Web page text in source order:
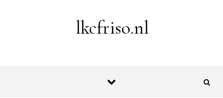
lkcfriso.nl